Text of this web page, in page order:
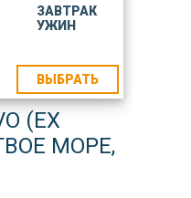
ЗАВТРАК
УЖИН
ВЫБРАТЬ
(EX
МОРЕ,